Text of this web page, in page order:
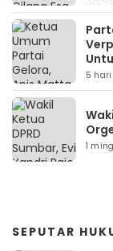
5
1
SEPUTAR